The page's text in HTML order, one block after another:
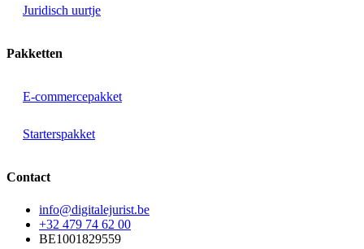
Juridisch uurtje
Pakketten
E-commercepakket
Starterspakket
Contact
info@digitalejurist.be
+32 479 74 62 00
BE1001829559